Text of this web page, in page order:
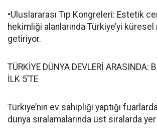
•Uluslararası Tıp Kongreleri: Estetik
hekimliği alanlarında Türkiye’yi
getiriyor.
TÜRKİYE DÜNYA DEVLERİ ARASINDA:
İLK 5’TE
Türkiye’nin ev sahipliği yaptığı
dünya sıralamalarında üst sıralarda yer